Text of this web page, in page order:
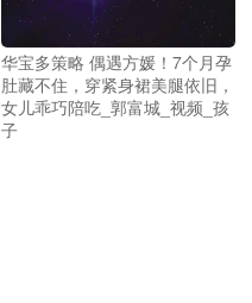
华宝多策略 偶遇方媛！7个月孕
肚藏不住，穿紧身裙美腿依旧，
女儿乖巧陪吃_郭富城_视频_孩
子